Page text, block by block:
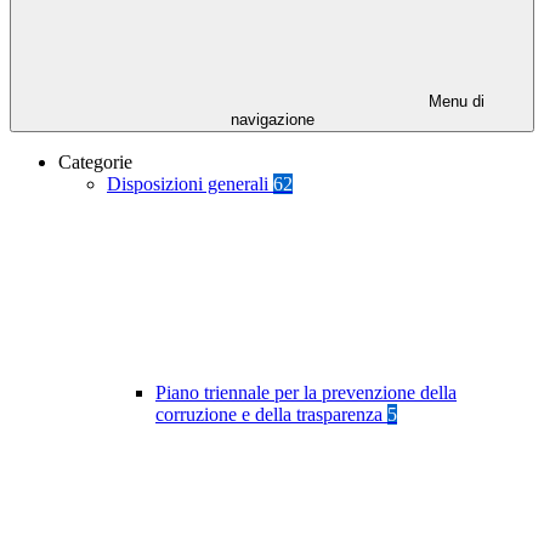
Menu di
navigazione
Categorie
Disposizioni generali 62
Piano triennale per la prevenzione della
corruzione e della trasparenza 5